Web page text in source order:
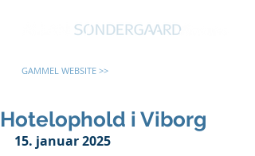
GAMMEL WEBSITE >>
Hotelophold i Viborg
15. januar 2025